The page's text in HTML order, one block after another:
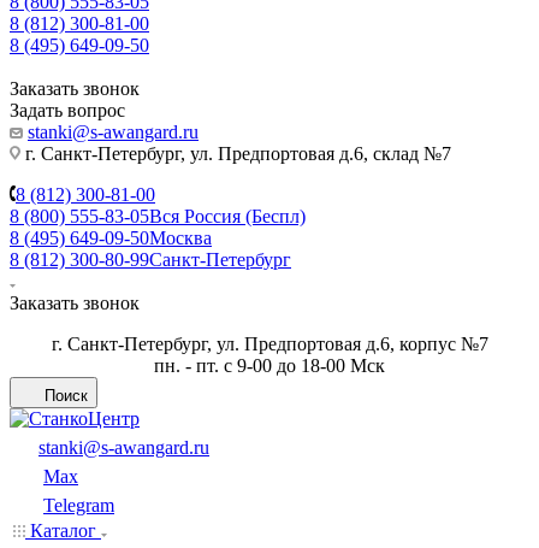
8 (812) 300-81-00
8 (495) 649-09-50
Заказать звонок
Задать вопрос
stanki@s-awangard.ru
г. Санкт-Петербург, ул. Предпортовая д.6, склад №7
8 (812) 300-81-00
8 (800) 555-83-05Вся Россия (Беспл)
8 (495) 649-09-50Москва
8 (812) 300-80-99Санкт-Петербург
Заказать звонок
г. Санкт-Петербург, ул. Предпортовая д.6, корпус №7
пн. - пт. с 9-00 до 18-00 Мск
Поиск
stanki@s-awangard.ru
Max
Telegram
Каталог